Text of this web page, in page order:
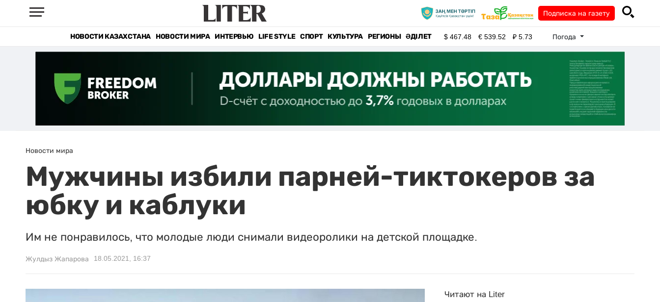
Подписка на газету
НОВОСТИ КАЗАХСТАНА НОВОСТИ МИРА ИНТЕРВЬЮ LIFE STYLE СПОРТ КУЛЬТУРА РЕГИОНЫ ӘДІЛЕТ $467.48 €539.52 ₽5.73 Погода
Новости мира
Мужчины избили парней-тиктокеров за
юбку и каблуки
Им не понравилось, что молодые люди снимали видеоролики на детской площадке.
Жулдыз Жапарова 18.05.2021, 16:37
Читают на Liter